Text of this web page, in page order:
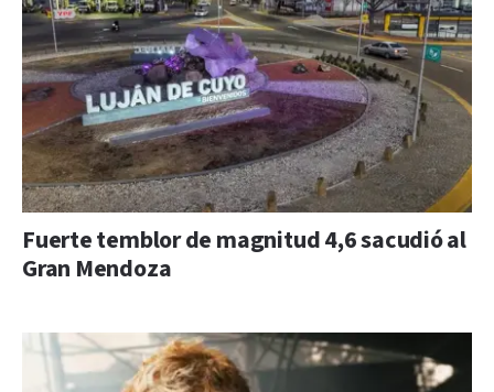
Fuerte temblor de magnitud 4,6 sacudió al
Gran Mendoza